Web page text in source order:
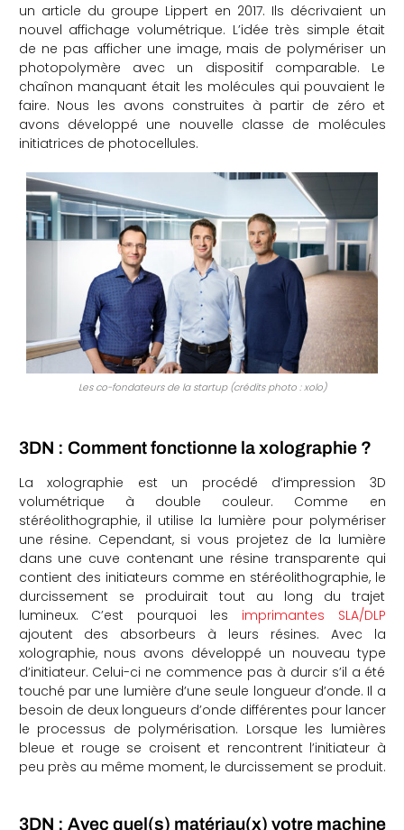
un article du groupe Lippert en 2017. Ils décrivaient un
nouvel affichage volumétrique. L’idée très simple était
de ne pas afficher une image, mais de polymériser un
photopolymère avec un dispositif comparable. Le
chaînon manquant était les molécules qui pouvaient le
faire. Nous les avons construites à partir de zéro et
avons développé une nouvelle classe de molécules
initiatrices de photocellules.
Les co-fondateurs de la startup (crédits photo : xolo)
3DN : Comment fonctionne la xolographie ?
La xolographie est un procédé d’impression 3D
volumétrique à double couleur. Comme en
stéréolithographie, il utilise la lumière pour polymériser
une résine. Cependant, si vous projetez de la lumière
dans une cuve contenant une résine transparente qui
contient des initiateurs comme en stéréolithographie, le
durcissement se produirait tout au long du trajet
lumineux. C’est pourquoi les imprimantes SLA/DLP
ajoutent des absorbeurs à leurs résines. Avec la
xolographie, nous avons développé un nouveau type
d’initiateur. Celui-ci ne commence pas à durcir s’il a été
touché par une lumière d’une seule longueur d’onde. Il a
besoin de deux longueurs d’onde différentes pour lancer
le processus de polymérisation. Lorsque les lumières
bleue et rouge se croisent et rencontrent l’initiateur à
peu près au même moment, le durcissement se produit.
3DN : Avec quel(s) matériau(x) votre machine